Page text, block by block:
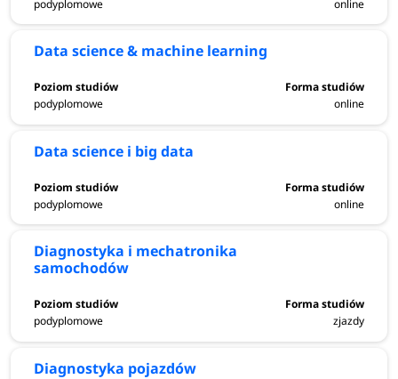
podyplomowe online
Data science & machine learning
podyplomowe online
Data science i big data
podyplomowe online
Diagnostyka i mechatronika
samochodów
podyplomowe zjazdy
Diagnostyka pojazdów